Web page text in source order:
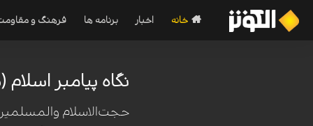
خانه اخبار برنامه ها فرهنگ و
نگاه پیامبر اسلام
حجت‌الاسلام والمسلمین